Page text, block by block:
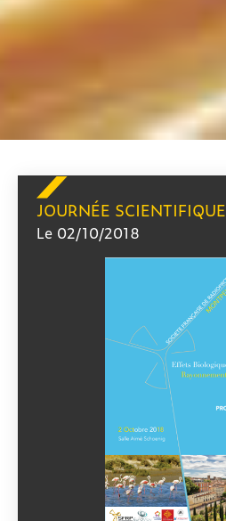
JOURNÉE SCIENTIFIQUE
Le 02/10/2018